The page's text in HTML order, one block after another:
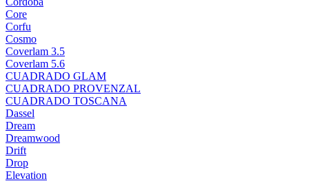
Core
Corfu
Cosmo
Coverlam 3.5
Coverlam 5.6
CUADRADO GLAM
CUADRADO PROVENZAL
CUADRADO TOSCANA
Dassel
Dream
Dreamwood
Drift
Drop
Elevation